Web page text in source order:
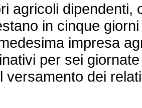
dipendenti,
in cinque
impresa
per sei
versamento dei